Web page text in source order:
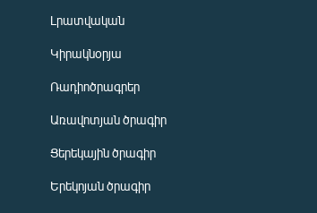
Լրատվական
Կիրակնօրյա
Ռադիոծրագրեր
Առավոտյան ծրագիր
Ցերեկային ծրագիր
Երեկոյան ծրագիր